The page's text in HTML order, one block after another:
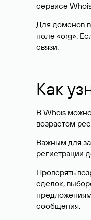
сервисе
Для доменов
поле «org».
связи.
Как
В Whois
возрастом
Важным для
регистрации
Проверять
сделок,
сообщения.